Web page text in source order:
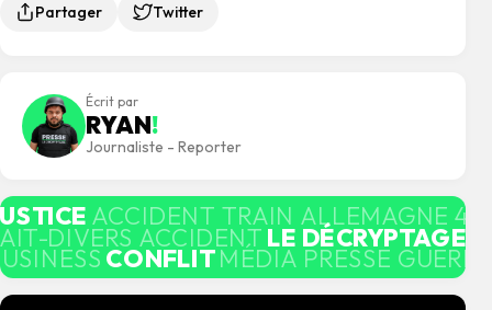
Partager Twitter
Écrit par
RYAN!
Journaliste - Reporter
ACCIDENT TRAIN ALLEMAGNE 4
DIVERS ACCIDENT LE DÉCRYPTAGE
CONFLIT MÉDIA PRESSE